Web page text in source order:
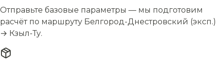
Отправьте базовые параметры — мы подготовим
расчёт по маршруту Белгород-Днестровский (эксп.)
→ Кзыл-Ту.